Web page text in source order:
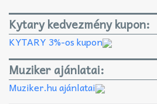
Kytary kedvezmény kupon:
KYTARY 3%-os kupon
Muziker ajánlatai:
Muziker.hu ajánlatai